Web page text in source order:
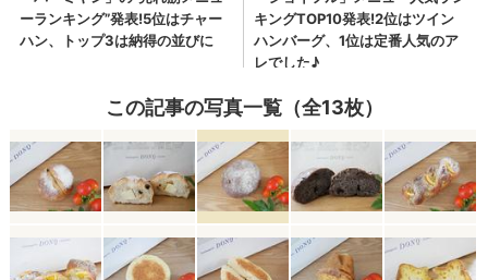
この記事の写真一覧（全13枚）